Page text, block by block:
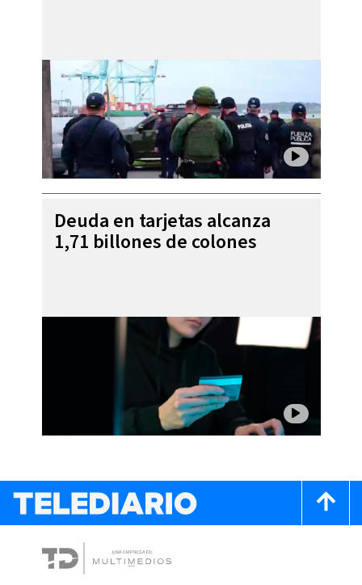
Deuda en tarjetas alcanza
1,71 billones de colones